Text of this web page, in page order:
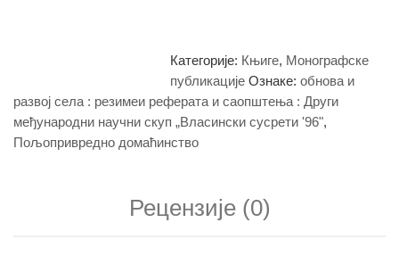
Категорије: Књиге, Монографске
публикације Ознаке:обнова и
развој села : резимеи реферата и саопштења : Други
међународни научни скуп „Власински сусрети '96",
Пољопривредно домаћинство
Рецензије (0)